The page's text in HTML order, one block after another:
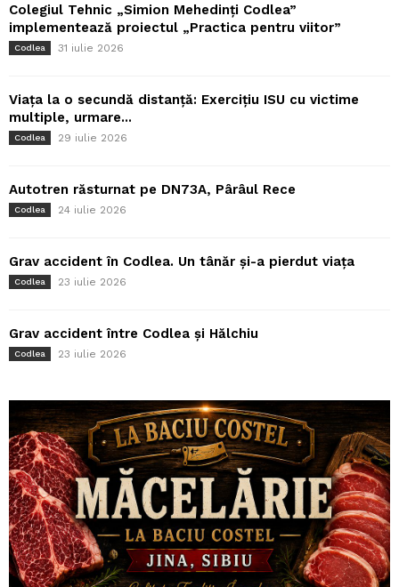
Colegiul Tehnic „Simion Mehedinți Codlea”
implementează proiectul „Practica pentru viitor”
Codlea 31 iulie 2026
Viața la o secundă distanță: Exercițiu ISU cu victime
multiple, urmare...
Codlea 29 iulie 2026
Autotren răsturnat pe DN73A, Pârâul Rece
Codlea 24 iulie 2026
Grav accident în Codlea. Un tânăr și-a pierdut viața
Codlea 23 iulie 2026
Grav accident între Codlea și Hălchiu
Codlea 23 iulie 2026